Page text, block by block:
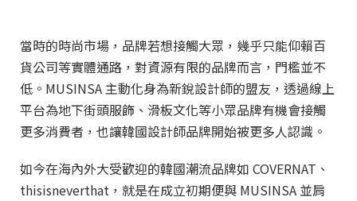
當時的時尚市場，品牌若想接觸大眾，幾乎只能仰賴百
貨公司等實體通路，對資源有限的品牌而言，門檻並不
低。MUSINSA 主動化身為新銳設計師的盟友，透過線上
平台為地下街頭服飾、滑板文化等小眾品牌有機會接觸
更多消費者，也讓韓國設計師品牌開始被更多人認識。
如今在海內外大受歡迎的韓國潮流品牌如 COVERNAT、
thisisneverthat，就是在成立初期便與 MUSINSA 並肩